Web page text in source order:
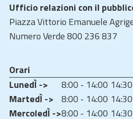
Ufficio relazioni con il
Piazza Vittorio Emanuele
Numero Verde 800 236 837
Orari
LunedÌ ->
8:00 - 14:00
MartedÌ -> 8:00 - 14:00
MercoledÌ ->8:00 - 14:00